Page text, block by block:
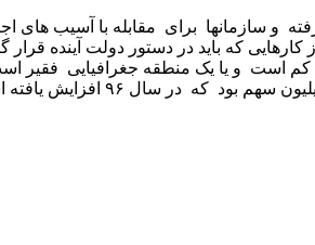
برای مقابله با آسیب های
که باید در دستور دولت آینده
کم است و یا یک منطقه جغرافیایی فقیر